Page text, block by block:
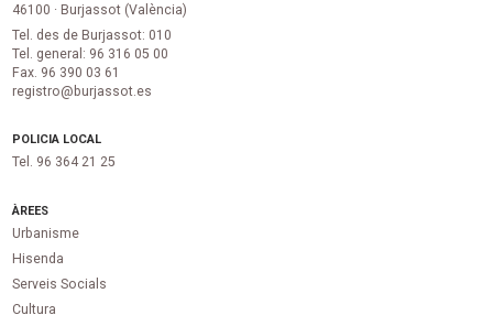
46100 · Burjassot (València)
Tel. des de Burjassot: 010
Tel. general: 96 316 05 00
Fax. 96 390 03 61
registro@burjassot.es
POLICIA LOCAL
Tel. 96 364 21 25
ÀREES
Urbanisme
Hisenda
Serveis Socials
Cultura